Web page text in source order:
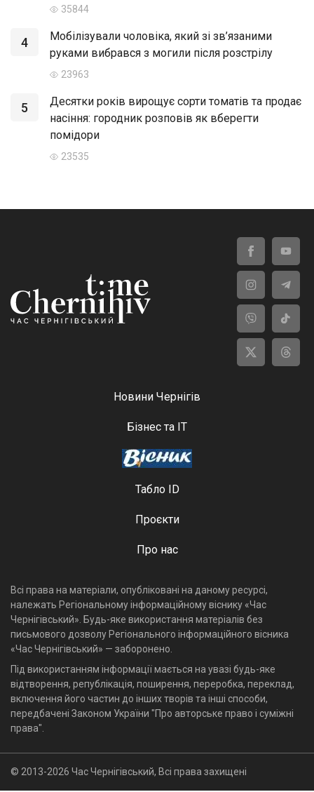
35844
4
Мобілізували чоловіка, який зі зв’язаними
руками вибрався з могили після розстрілу
23963
5
Десятки років вирощує сорти томатів та продає
насіння: городник розповів як вберегти
помідори
23535
Новини Чернігів
Бізнес та ІТ
Табло ID
Проєкти
Про нас
Всі права на матеріали, опубліковані на даному ресурсі,
належать Регіональному інформаційному віснику «Час
Чернігівський». Будь-яке використання матеріалів без
письмового дозволу Регіонального інформаційного вісника
«Час Чернігівський» — заборонено.
Під використанням інформації мається на увазі будь-яке
відтворення, републікація, поширення, переробка, переклад,
включення його частин до інших творів та інші способи,
передбачені Законом України "Про авторське право і суміжні
права".
© 2013-2026 Час Чернігівський, Всі права захищені